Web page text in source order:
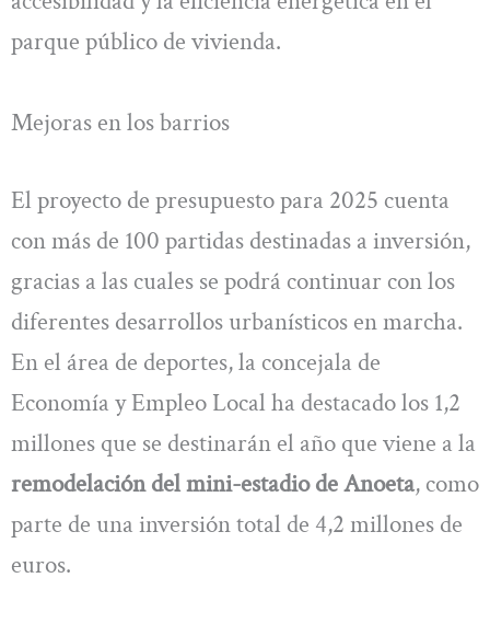
parque público de vivienda.
Mejoras en los barrios
El proyecto de presupuesto para 2025 cuenta
con más de 100 partidas destinadas a inversión,
gracias a las cuales se podrá continuar con los
diferentes desarrollos urbanísticos en marcha.
En el área de deportes, la concejala de
Economía y Empleo Local ha destacado los 1,2
millones que se destinarán el año que viene a la
remodelación del mini-estadio de Anoeta, como
parte de una inversión total de 4,2 millones de
euros.